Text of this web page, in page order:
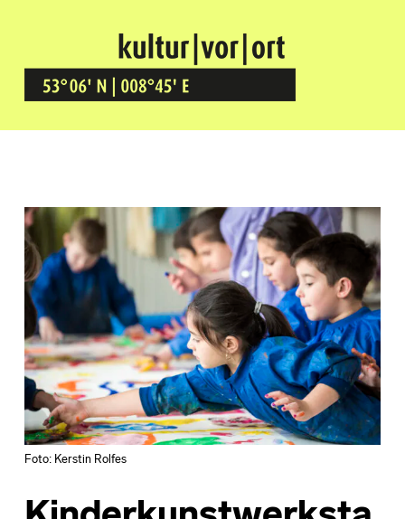
Kultur Vor Ort
BREMEN GRÖPELINGEN
Foto: Kerstin Rolfes